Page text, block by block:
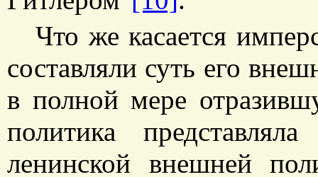
Что же касается
составляли суть его
в полной мере
политика
ленинской внешней